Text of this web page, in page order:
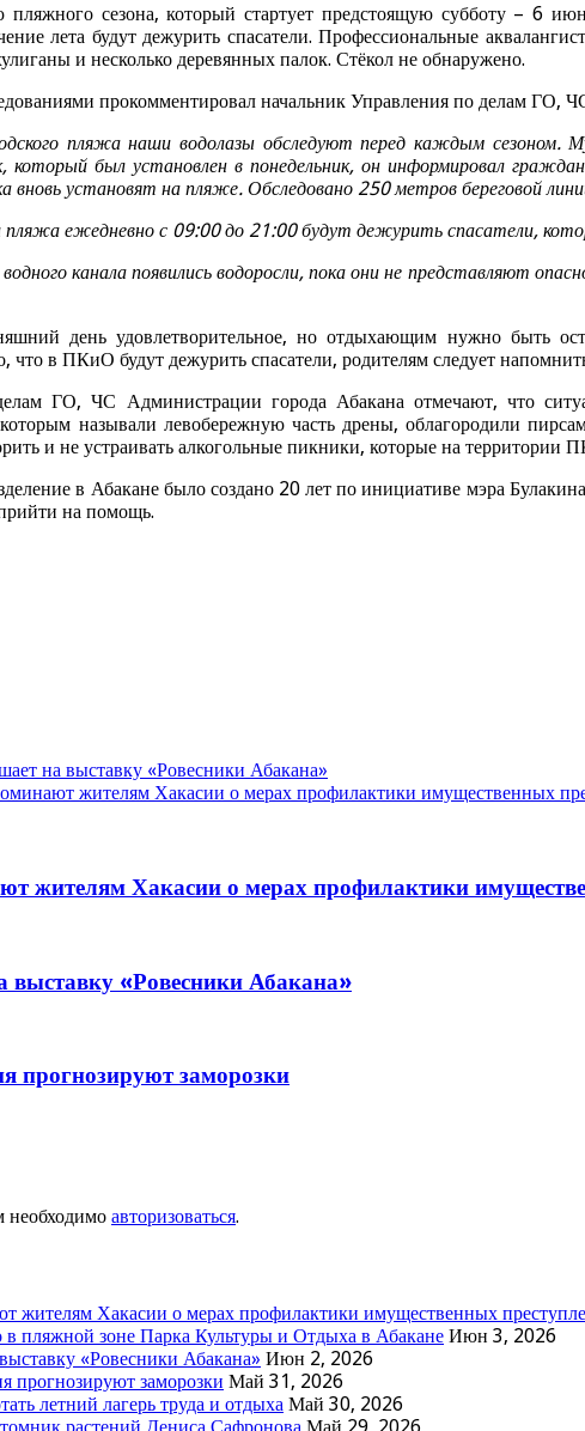
пляжного сезона, который стартует предстоящую субботу – 6
лета будут дежурить спасатели. Профессиональные
и несколько деревянных палок. Стёкол не обнаружено.
прокомментировал начальник Управления по делам ГО,
пляжа наши водолазы обследуют перед каждым сезоном.
который был установлен в понедельник, он информировал
вновь установят на пляже. Обследовано 250 метров береговой
ежедневно с 09:00 до 21:00 будут дежурить спасатели,
водного канала появились водоросли, пока они не представляют
день удовлетворительное, но отдыхающим нужно быть
что в ПКиО будут дежурить спасатели, родителям следует
ГО, ЧС Администрации города Абакана отмечают, что
называли левобережную часть дрены, облагородили
и не устраивать алкогольные пикники, которые на территории
в Абакане было создано 20 лет по инициативе мэра
на помощь.
на выставку «Ровесники Абакана»
жителям Хакасии о мерах профилактики имущественных
жителям Хакасии о мерах профилактики
выставку «Ровесники Абакана»
прогнозируют заморозки
необходимо авторизоваться.
жителям Хакасии о мерах профилактики имущественных
пляжной зоне Парка Культуры и Отдыха в Абакане Июн 3, 2026
«Ровесники Абакана» Июн 2, 2026
заморозки Май 31, 2026
летний лагерь труда и отдыха Май 30, 2026
растений Дениса Сафронова Май 29, 2026